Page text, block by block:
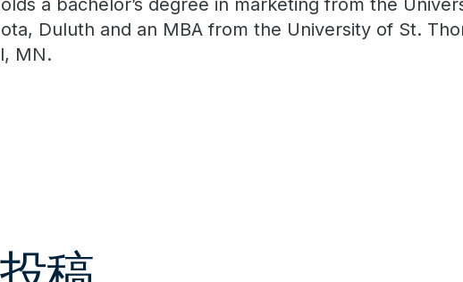
a bachelor’s degree in marketing from the
Duluth and an MBA from the University of St.
MN.